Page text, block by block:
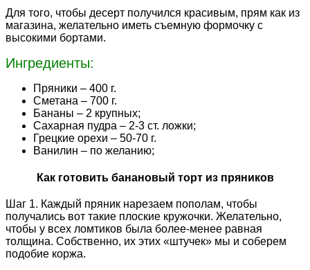
Для того, чтобы десерт получился красивым, прям как из
магазина, желательно иметь съемную формочку с
высокими бортами.
Ингредиенты:
Пряники – 400 г.
Сметана – 700 г.
Бананы – 2 крупных;
Сахарная пудра – 2-3 ст. ложки;
Грецкие орехи – 50-70 г.
Ванилин – по желанию;
Как готовить банановый торт из пряников
Шаг 1. Каждый пряник нарезаем пополам, чтобы
получались вот такие плоские кружочки. Желательно,
чтобы у всех ломтиков была более-менее равная
толщина. Собственно, их этих «штучек» мы и соберем
подобие коржа.